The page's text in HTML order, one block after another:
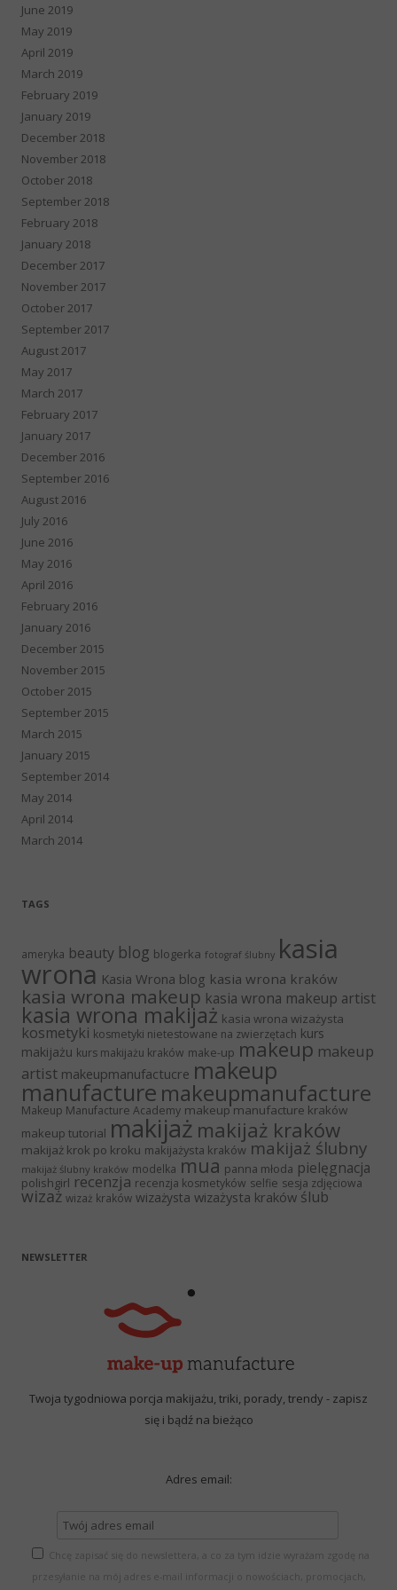
June 2019
May 2019
April 2019
March 2019
February 2019
January 2019
December 2018
November 2018
October 2018
September 2018
February 2018
January 2018
December 2017
November 2017
October 2017
September 2017
August 2017
May 2017
March 2017
February 2017
January 2017
December 2016
September 2016
August 2016
July 2016
June 2016
May 2016
April 2016
February 2016
January 2016
December 2015
November 2015
October 2015
September 2015
March 2015
January 2015
September 2014
May 2014
April 2014
March 2014
TAGS
ameryka beauty blog blogerka fotograf ślubny kasia
wrona Kasia Wrona blog kasia wrona kraków
kasia wrona makeup kasia wrona makeup artist
kasia wrona makijaż kasia wrona wizażysta
kosmetyki kosmetyki nietestowane na zwierzętach kurs
makijażu kurs makijażu kraków make-up makeup makeup
artist makeupmanufactucre makeup
manufacture makeupmanufacture
Makeup Manufacture Academy makeup manufacture kraków
makeup tutorial makijaż makijaż kraków
makijaż krok po kroku makijażysta kraków makijaż ślubny
makijaż ślubny kraków modelka mua panna młoda pielęgnacja
polishgirl recenzja recenzja kosmetyków selfie sesja zdjęciowa
wizaż wizaż kraków wizażysta wizażysta kraków ślub
NEWSLETTER
Twoja tygodniowa porcja makijażu, triki, porady, trendy - zapisz
się i bądź na bieżąco
Adres email:
Chcę zapisać się do newslettera, a co za tym idzie wyrażam zgodę na
przesyłanie na mój adres e-mail informacji o nowościach, promocjach,